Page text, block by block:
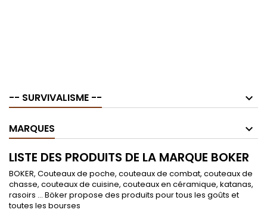
-- SURVIVALISME --
MARQUES
LISTE DES PRODUITS DE LA MARQUE BOKER
BOKER, Couteaux de poche, couteaux de combat, couteaux de
chasse, couteaux de cuisine, couteaux en céramique, katanas,
rasoirs ... Böker propose des produits pour tous les goûts et
toutes les bourses